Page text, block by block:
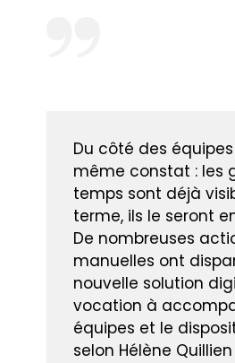
Du côté des
même constat : les
temps sont déjà
terme, ils le seront
De nombreuses
manuelles ont
nouvelle solution
vocation à
équipes et le
selon Hélène Quillien